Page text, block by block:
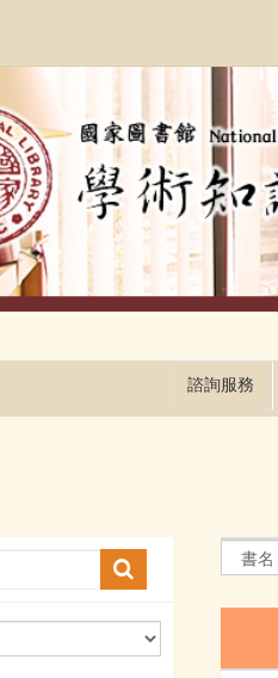
諮詢服務